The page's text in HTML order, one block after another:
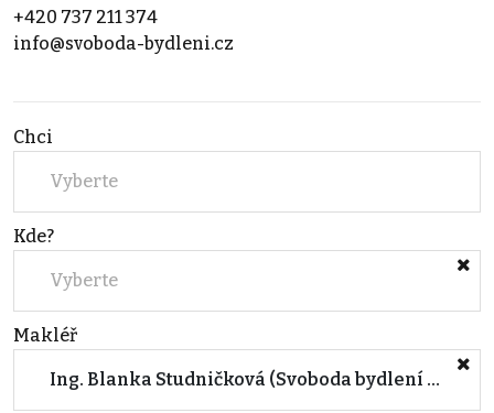
+420 737 211 374
info@svoboda-bydleni.cz
Chci
Vyberte
Kde?
Vyberte
Makléř
Ing. Blanka Studničková (Svoboda bydlení s.r.o.)